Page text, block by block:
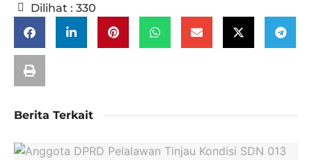
Dilihat : 330
Berita Terkait